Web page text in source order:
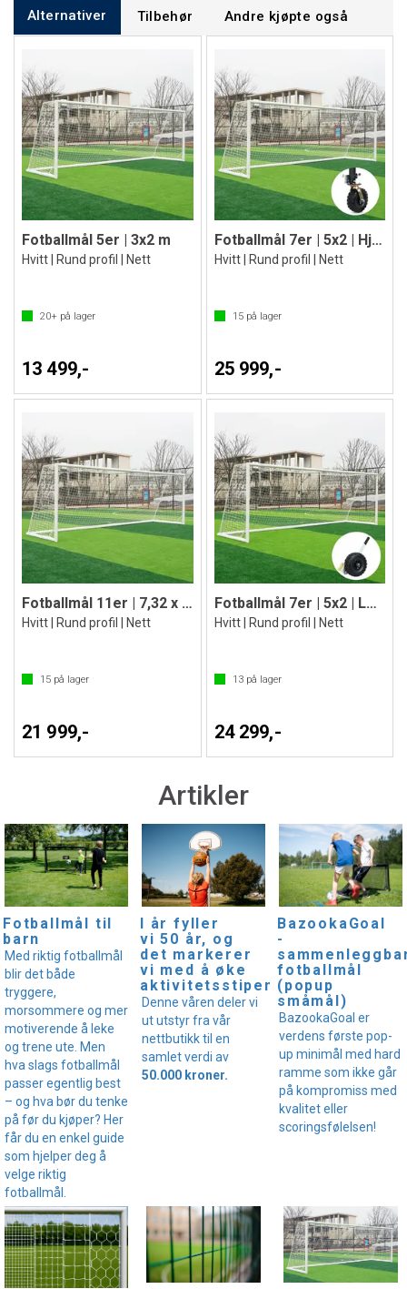
Alternativer Tilbehør Andre kjøpte også
Fotballmål 5er | 3x2 m
Hvitt | Rund profil | Nett
20+ på lager
13 499,-
Fotballmål 7er | 5x2 | Hjul 360 grader
Hvitt | Rund profil | Nett
15på lager
25 999,-
Fotballmål 11er | 7,32 x 2,44 m
Hvitt | Rund profil | Nett
15 på lager
21 999,-
Fotballmål 7er | 5x2 | Løftehjul
Hvitt | Rund profil | Nett
13på lager
24 299,-
Artikler
Fotballmål til
barn
Med riktig fotballmål
blir det både
tryggere,
morsommere og mer
motiverende å leke
og trene ute. Men
hva slags fotballmål
passer egentlig best
– og hva bør du tenke
på før du kjøper? Her
får du en enkel guide
som hjelper deg å
velge riktig
fotballmål.
I år fyller
vi 50 år, og
det markerer
vi med å øke
aktivitetsstipendet!
Denne våren deler vi
ut utstyr fra vår
nettbutikk til en
samlet verdi av
50.000 kroner.
BazookaGoal
-
fotballmål
(popup
småmål)
BazookaGoal er
verdens første pop-
up minimål med hard
ramme som ikke går
på kompromiss med
kvalitet eller
scoringsfølelsen!